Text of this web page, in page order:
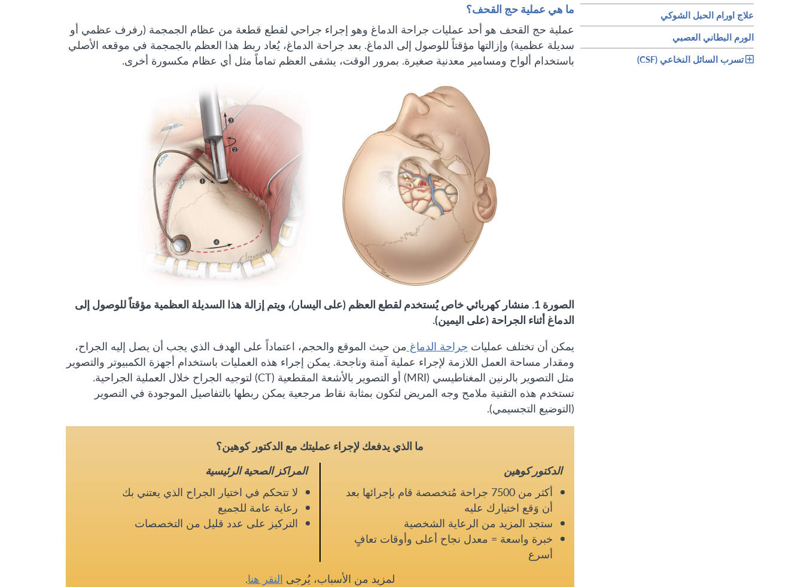
علاج اورام الحبل الشوكي
الورم البطاني العصبي
تسرب السائل النخاعي (CSF)
ما هي عملية حج القحف؟
عملية حج القحف هو أحد عمليات جراحة الدماغ وهو إجراء جراحي لقطع قطعة من عظام الجمجمة (رفرف عظمي أو
سديلة عظمية) وإزالتها مؤقتاً للوصول إلى الدماغ. بعد جراحة الدماغ، يُعاد ربط هذا العظم بالجمجمة في موقعه الأصلي
باستخدام ألواح ومسامير معدنية صغيرة. بمرور الوقت، يشفى العظم تماماً مثل أي عظام مكسورة أخرى.
الصورة 1. منشار كهربائي خاص يُستخدم لقطع العظم (على اليسار)، ويتم إزالة هذا السديلة العظمية مؤقتاً للوصول إلى
الدماغ أثناء الجراحة (على اليمين).
يمكن أن تختلف عمليات جراحة الدماغ من حيث الموقع والحجم، اعتماداً على الهدف الذي يجب أن يصل إليه الجراح،
ومقدار مساحة العمل اللازمة لإجراء عملية آمنة وناجحة. يمكن إجراء هذه العمليات باستخدام أجهزة الكمبيوتر والتصوير
مثل التصوير بالرنين المغناطيسي (MRI) أو التصوير بالأشعة المقطعية (CT) لتوجيه الجراح خلال العملية الجراحية.
تستخدم هذه التقنية ملامح وجه المريض لتكون بمثابة نقاط مرجعية يمكن ربطها بالتفاصيل الموجودة في التصوير
(التوضيع التجسيمي).
ما الذي يدفعك لإجراء عمليتك مع الدكتور كوهين؟
الدكتور كوهين
أكثر من 7500 جراحة مُتخصصة قام بإجرائها بعد
أن وَقع اختيارك عليه
ستجد المزيد من الرعاية الشخصية
خبرة واسعة = معدل نجاح أعلى وأوقات تعافٍ
أسرع
المراكز الصحية الرئيسية
لا تتحكم في اختيار الجراح الذي يعتني بك
رعاية عامة للجميع
التركيز على عدد قليل من التخصصات
لمزيد من الأسباب، يُرجى النقر هنا.